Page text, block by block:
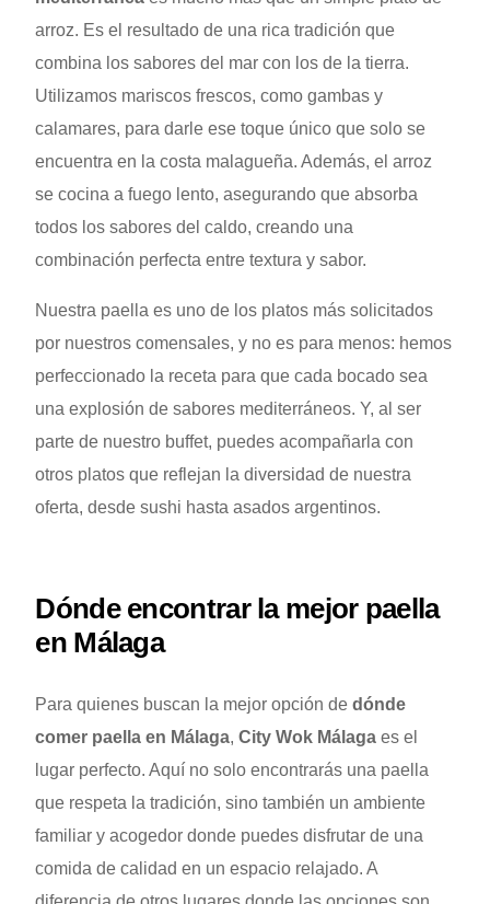
arroz. Es el resultado de una rica tradición que
combina los sabores del mar con los de la tierra.
Utilizamos mariscos frescos, como gambas y
calamares, para darle ese toque único que solo se
encuentra en la costa malagueña. Además, el arroz
se cocina a fuego lento, asegurando que absorba
todos los sabores del caldo, creando una
combinación perfecta entre textura y sabor.
Nuestra paella es uno de los platos más solicitados
por nuestros comensales, y no es para menos: hemos
perfeccionado la receta para que cada bocado sea
una explosión de sabores mediterráneos. Y, al ser
parte de nuestro buffet, puedes acompañarla con
otros platos que reflejan la diversidad de nuestra
oferta, desde sushi hasta asados argentinos.
Dónde encontrar la mejor paella
en Málaga
Para quienes buscan la mejor opción dedónde
comer paella en Málaga,City Wok Málaga es el
lugar perfecto. Aquí no solo encontrarás una paella
que respeta la tradición, sino también un ambiente
familiar y acogedor donde puedes disfrutar de una
comida de calidad en un espacio relajado. A